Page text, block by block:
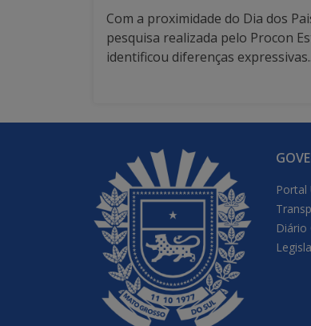
Com a proximidade do Dia dos
pesquisa realizada pelo Procon
identificou diferenças
Portal
Diário